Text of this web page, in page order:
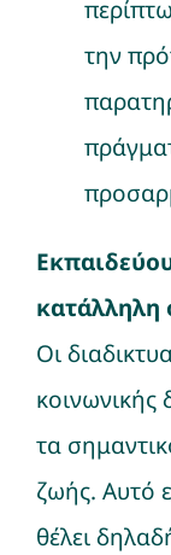
την
κατάλληλη
Οι
τα
ζωής. Αυτό
θέλει